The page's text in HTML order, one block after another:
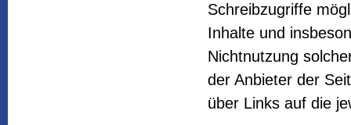
Schreibzugriffe
Inhalte und
Nichtnutzung
der Anbieter der
über Links auf die